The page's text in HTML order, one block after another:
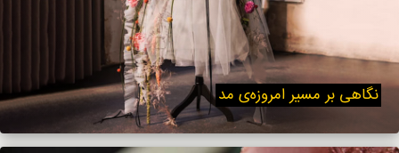
نگاهی بر مسیر امروزه‌ی مد